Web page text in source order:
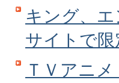
キング、
サイトで限
ＴＶアニ